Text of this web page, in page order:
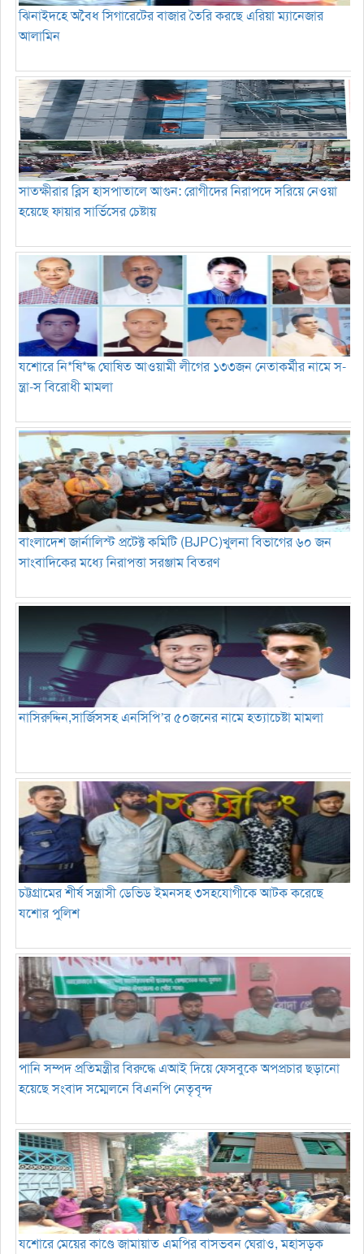
ঝিনাইদহে অবৈধ সিগারেটের বাজার তৈরি করছে এরিয়া ম্যানেজার
আলামিন
সাতক্ষীরার ব্লিস হাসপাতালে আগুন: রোগীদের নিরাপদে সরিয়ে নেওয়া
হয়েছে ফায়ার সার্ভিসের চেষ্টায়
যশোরে নি*ষি*দ্ধ ঘোষিত আওয়ামী লীগের ১৩৩জন নেতাকর্মীর নামে স-
ন্ত্রা-স বিরোধী মামলা
বাংলাদেশ জার্নালিস্ট প্রটেক্ট কমিটি (BJPC)খুলনা বিভাগের ৬০ জন
সাংবাদিকের মধ্যে নিরাপত্তা সরঞ্জাম বিতরণ
নাসিরুদ্দিন,সার্জিসসহ এনসিপি’র ৫০জনের নামে হত্যাচেষ্টা মামলা
চট্টগ্রামের শীর্ষ সন্ত্রাসী ডেভিড ইমনসহ ৩সহযোগীকে আটক করেছে
যশোর পুলিশ
পানি সম্পদ প্রতিমন্ত্রীর বিরুদ্ধে এআই দিয়ে ফেসবুকে অপপ্রচার ছড়ানো
হয়েছে সংবাদ সম্মেলনে বিএনপি নেতৃবৃন্দ
যশোরে মেয়ের কাণ্ডে জামায়াত এমপির বাসভবন ঘেরাও, মহাসড়ক